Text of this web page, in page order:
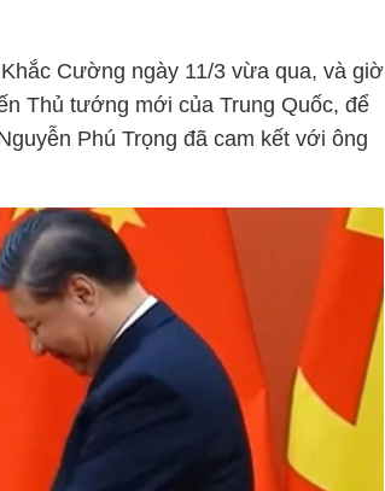
Cường ngày 11/3 vừa qua, và giờ
Thủ tướng mới của Trung Quốc, để
Phú Trọng đã cam kết với ông